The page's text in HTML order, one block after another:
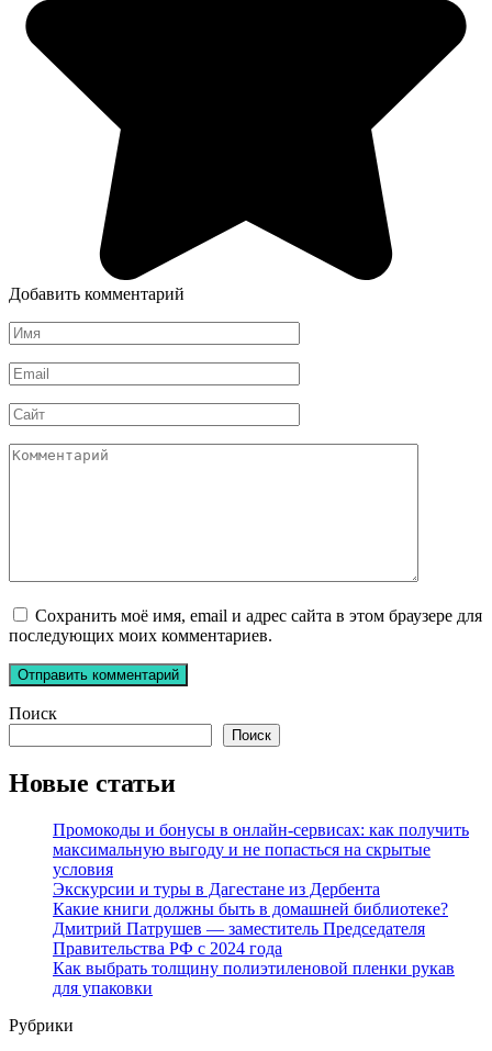
Добавить комментарий
Имя
*
Email
*
Сайт
Комментарий
Сохранить моё имя, email и адрес сайта в этом браузере для
последующих моих комментариев.
Поиск
Поиск
Новые статьи
Промокоды и бонусы в онлайн-сервисах: как получить
максимальную выгоду и не попасться на скрытые
условия
Экскурсии и туры в Дагестане из Дербента
Какие книги должны быть в домашней библиотеке?
Дмитрий Патрушев — заместитель Председателя
Правительства РФ с 2024 года
Как выбрать толщину полиэтиленовой пленки рукав
для упаковки
Рубрики